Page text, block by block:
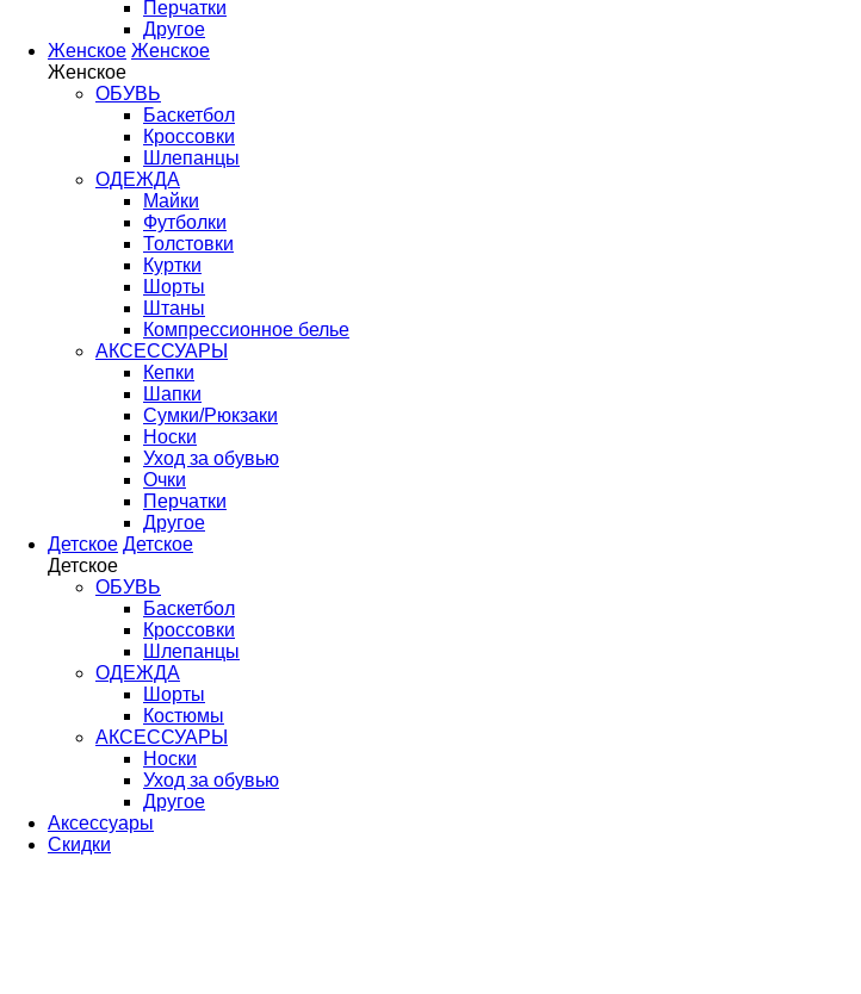
Перчатки
Другое
Женское Женское
Женское
ОБУВЬ
Баскетбол
Кроссовки
Шлепанцы
ОДЕЖДА
Майки
Футболки
Толстовки
Куртки
Шорты
Штаны
Компрессионное белье
АКСЕССУАРЫ
Кепки
Шапки
Сумки/Рюкзаки
Носки
Уход за обувью
Очки
Перчатки
Другое
Детское Детское
Детское
ОБУВЬ
Баскетбол
Кроссовки
Шлепанцы
ОДЕЖДА
Шорты
Костюмы
АКСЕССУАРЫ
Носки
Уход за обувью
Другое
Аксессуары
Скидки